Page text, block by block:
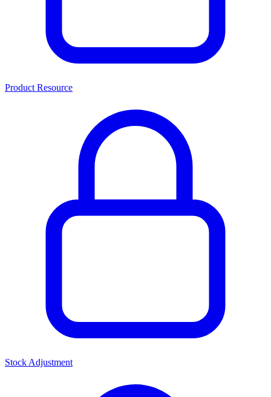
Product Resource
Stock Adjustment